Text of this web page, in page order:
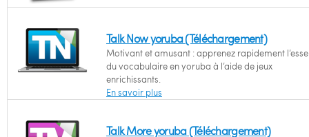
Talk Now yoruba (Téléchargement)
Motivant et amusant : apprenez rapidement
du vocabulaire en yoruba à l’aide de jeux
enrichissants.
En savoir plus
Talk More yoruba (Téléchargement)